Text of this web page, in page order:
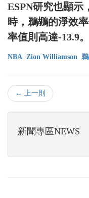
ESPN研究也顯
時，鵜鶘的淨效
率值則高達-13.9。
NBA Zion Williamson
← 上一則
新聞專區NEWS